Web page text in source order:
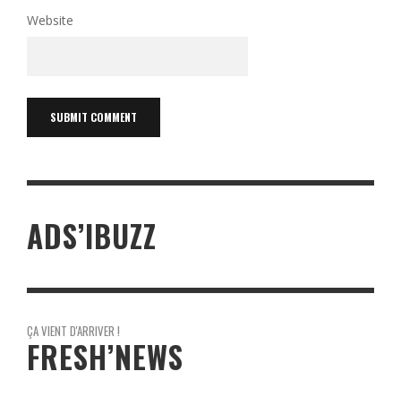
Website
ADS’IBUZZ
ÇA VIENT D'ARRIVER !
FRESH’NEWS